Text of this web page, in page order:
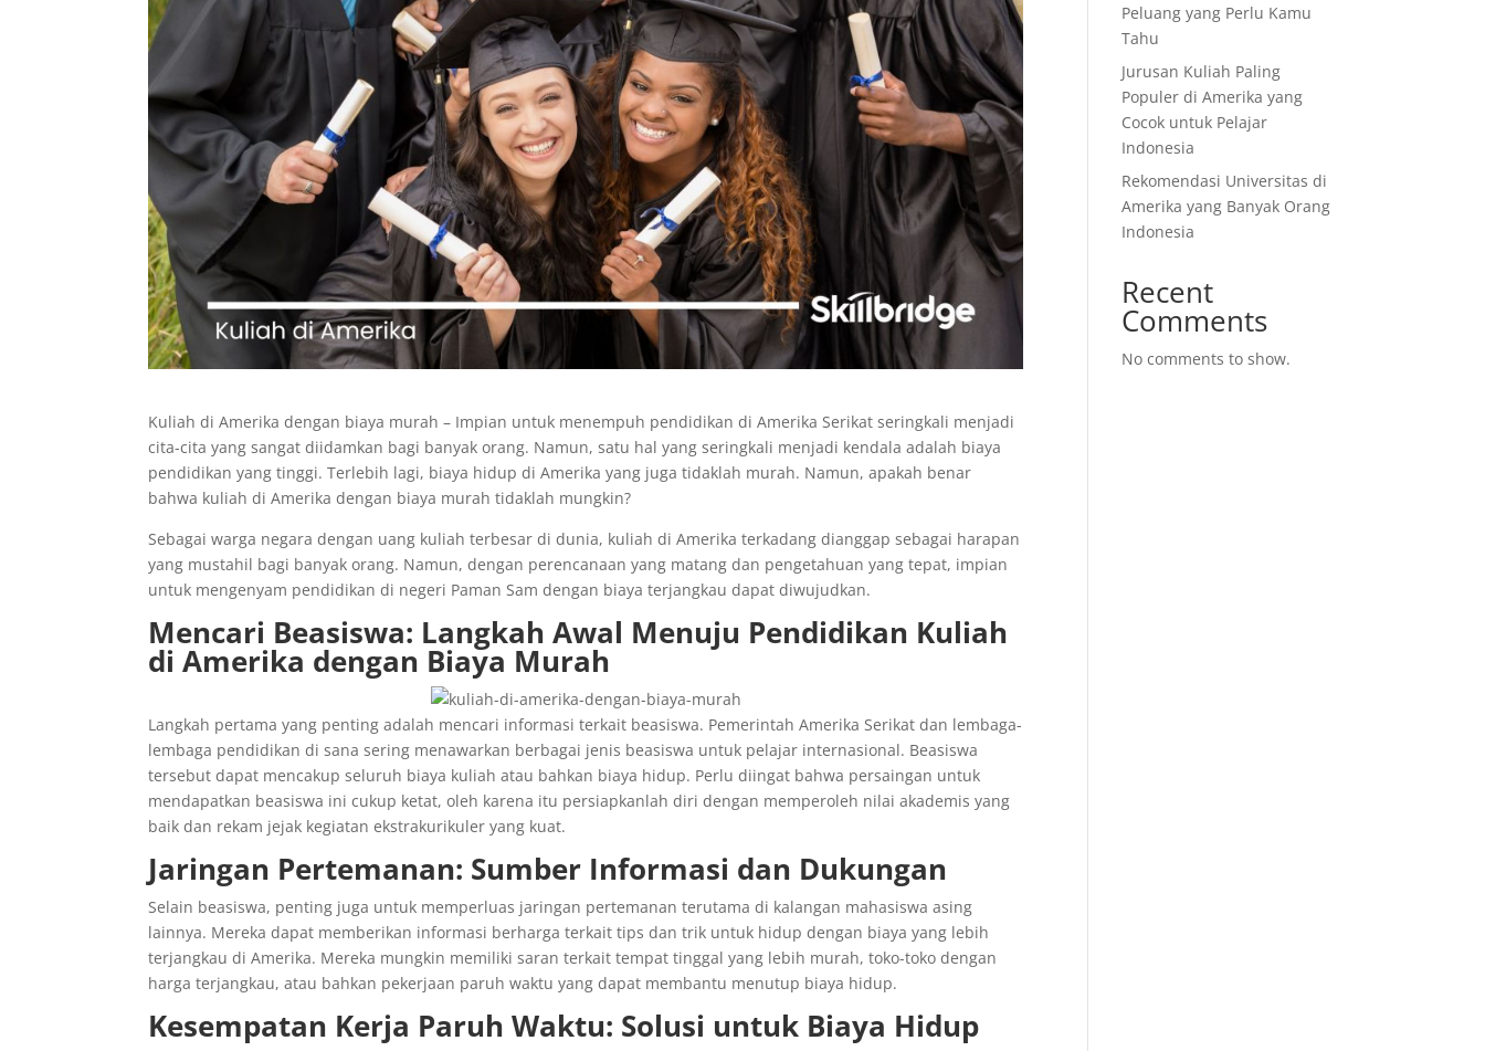
Kuliah di Amerika dengan biaya murah – Impian untuk menempuh pendidikan di Amerika Serikat seringkali menjadi
cita-cita yang sangat diidamkan bagi banyak orang. Namun, satu hal yang seringkali menjadi kendala adalah biaya
pendidikan yang tinggi. Terlebih lagi, biaya hidup di Amerika yang juga tidaklah murah. Namun, apakah benar
bahwa kuliah di Amerika dengan biaya murah tidaklah mungkin?
Sebagai warga negara dengan uang kuliah terbesar di dunia, kuliah di Amerika terkadang dianggap sebagai harapan
yang mustahil bagi banyak orang. Namun, dengan perencanaan yang matang dan pengetahuan yang tepat, impian
untuk mengenyam pendidikan di negeri Paman Sam dengan biaya terjangkau dapat diwujudkan.
Mencari Beasiswa: Langkah Awal Menuju Pendidikan Kuliah
di Amerika dengan Biaya Murah
Langkah pertama yang penting adalah mencari informasi terkait beasiswa. Pemerintah Amerika Serikat dan lembaga-
lembaga pendidikan di sana sering menawarkan berbagai jenis beasiswa untuk pelajar internasional. Beasiswa
tersebut dapat mencakup seluruh biaya kuliah atau bahkan biaya hidup. Perlu diingat bahwa persaingan untuk
mendapatkan beasiswa ini cukup ketat, oleh karena itu persiapkanlah diri dengan memperoleh nilai akademis yang
baik dan rekam jejak kegiatan ekstrakurikuler yang kuat.
Jaringan Pertemanan: Sumber Informasi dan Dukungan
Selain beasiswa, penting juga untuk memperluas jaringan pertemanan terutama di kalangan mahasiswa asing
lainnya. Mereka dapat memberikan informasi berharga terkait tips dan trik untuk hidup dengan biaya yang lebih
terjangkau di Amerika. Mereka mungkin memiliki saran terkait tempat tinggal yang lebih murah, toko-toko dengan
harga terjangkau, atau bahkan pekerjaan paruh waktu yang dapat membantu menutup biaya hidup.
Kesempatan Kerja Paruh Waktu: Solusi untuk Biaya Hidup
Peluang yang Perlu Kamu
Tahu
Jurusan Kuliah Paling
Populer di Amerika yang
Cocok untuk Pelajar
Indonesia
Rekomendasi Universitas di
Amerika yang Banyak Orang
Indonesia
Recent
Comments
No comments to show.